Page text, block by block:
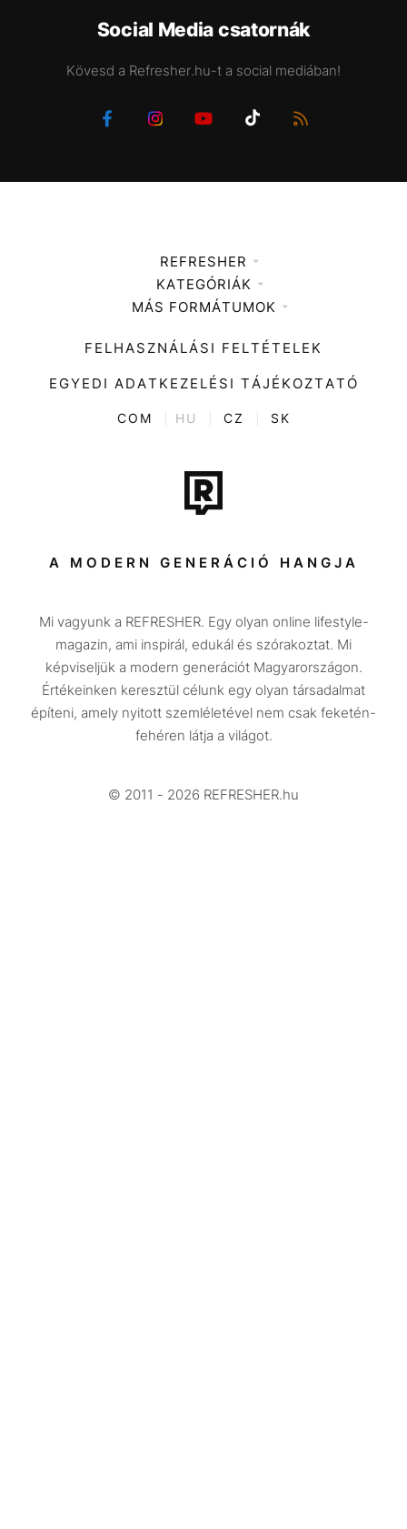
Social Media csatornák
Kövesd a Refresher.hu-t a social mediában!
REFRESHER
Médiaajánlat
KATEGÓRIÁK
Zene
Divat
Kultúra
ENTR
Tech-Tudomány
Sport
Társadalom
Utazás
Életmód
Design
Beszélgetések
Videó
MÁS FORMÁTUMOK
FELHASZNÁLÁSI FELTÉTELEK
EGYEDI ADATKEZELÉSI TÁJÉKOZTATÓ
COM HU CZ SK
A MODERN GENERÁCIÓ HANGJA
Mi vagyunk a REFRESHER. Egy olyan online lifestyle-
magazin, ami inspirál, edukál és szórakoztat. Mi
képviseljük a modern generációt Magyarországon.
Értékeinken keresztül célunk egy olyan társadalmat
építeni, amely nyitott szemléletével nem csak feketén-
fehéren látja a világot.
© 2011 - 2026 REFRESHER.hu